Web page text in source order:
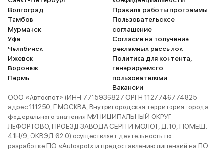
Волгоград
Тамбов
Мурманск
Уфа
Челябинск
Ижевск
Воронеж
Пермь
Правила работы программы
Пользовательское
соглашение
Согласие на получение
рекламных рассылок
Политика для контента,
генерируемого
пользователями
Вакансии
ООО «Автоспот» (ИНН 7715936827 ОРГН 1127746774825
адрес 111250, Г.МОСКВА, Внутригородская территория города
федерального значения МУНИЦИПАЛЬНЫЙ ОКРУГ
ЛЕФОРТОВО, ПРОЕЗД ЗАВОДА СЕРП И МОЛОТ, Д. 10, ПОМЕЩ.
41Н/9, ОКВЭД 62.0) осуществляет деятельность по
разработке ПО «Autospot» и предоставлению лицензий на ПО.